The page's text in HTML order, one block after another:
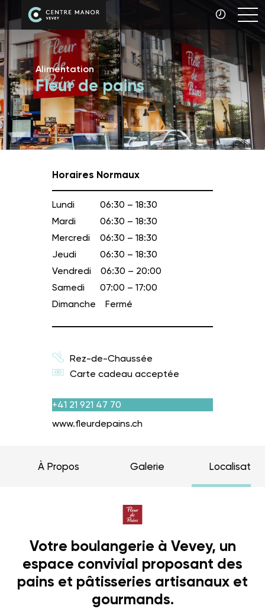
Alimentation
Fleur de pains
Horaires Normaux
Lundi
06:30 – 18:30
Mardi
06:30 – 18:30
Mercredi
06:30 – 18:30
Jeudi
06:30 – 18:30
Vendredi
06:30 – 20:00
Samedi
07:00 – 17:00
Dimanche
Fermé
Rez-de-Chaussée
Carte cadeau acceptée
+41 21 921 47 70
www.fleurdepains.ch
À Propos Galerie Localisation
Votre boulangerie à Vevey, un
espace convivial proposant des
pains et pâtisseries artisanaux et
gourmands.